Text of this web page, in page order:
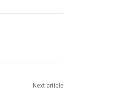
Next article